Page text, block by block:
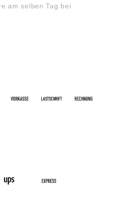
am selben Tag bei